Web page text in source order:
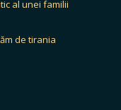
al unei familii
de tirania